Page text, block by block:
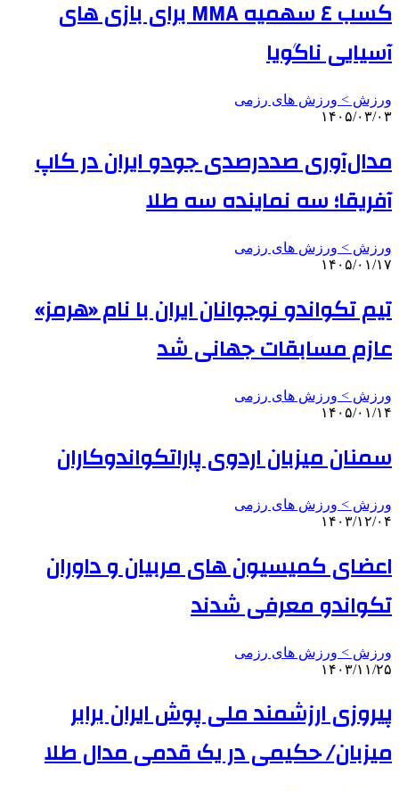
کسب ٤ سهمیه MMA برای بازی های
آسیایی ناگویا
ورزش > ورزش های رزمی
۱۴۰۵/۰۳/۰۳
مدال‌آوری صددرصدی جودو ایران در کاپ
آفریقا؛ سه نماینده سه طلا
ورزش > ورزش های رزمی
۱۴۰۵/۰۱/۱۷
تیم تکواندو نوجوانان ایران با نام «هرمز»
عازم مسابقات جهانی شد
ورزش > ورزش های رزمی
۱۴۰۵/۰۱/۱۴
سمنان میزبان اردوی پاراتکواندوکاران
ورزش > ورزش های رزمی
۱۴۰۳/۱۲/۰۴
اعضای کمیسیون های مربیان و داوران
تکواندو معرفی شدند
ورزش > ورزش های رزمی
۱۴۰۳/۱۱/۲۵
پیروزی ارزشمند ملی پوش ایران برابر
میزبان/ حکیمی در یک قدمی مدال طلا